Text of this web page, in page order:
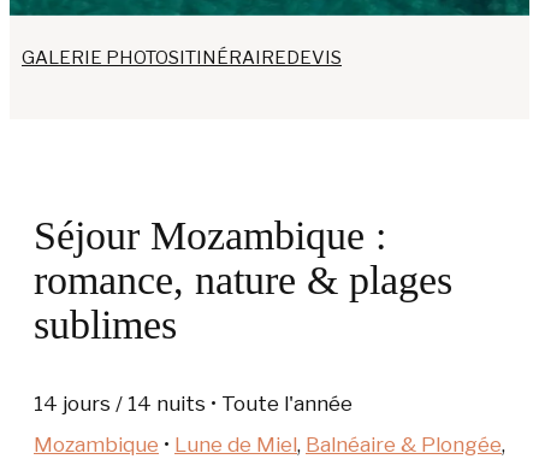
GALERIE PHOTOSITINÉRAIREDEVIS
Séjour Mozambique :
romance, nature & plages
sublimes
14 jours / 14 nuits • Toute l'année
Mozambique • Lune de Miel, Balnéaire & Plongée,